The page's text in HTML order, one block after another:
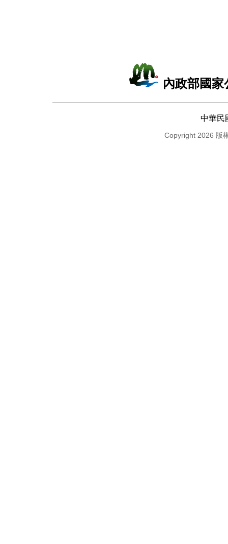
內政部國
中華民
Copyright 2026 版